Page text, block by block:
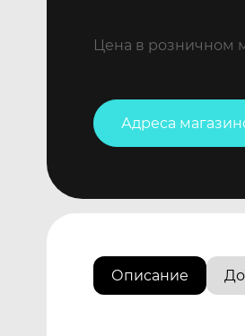
Цена в розничном
Адреса
Описание